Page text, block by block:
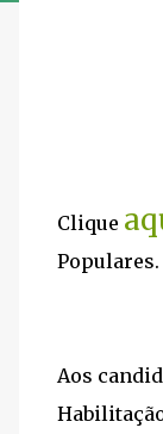
Clique
Populares.
Aos